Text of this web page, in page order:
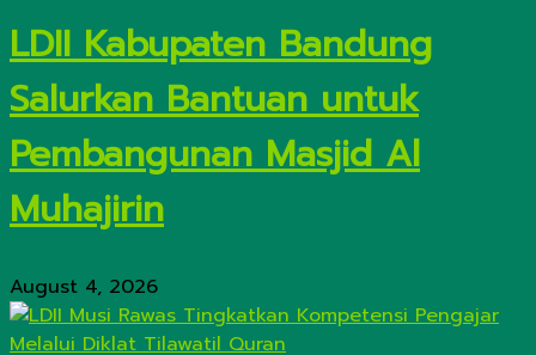
LDII Kabupaten Bandung
Salurkan Bantuan untuk
Pembangunan Masjid Al
Muhajirin
August 4, 2026